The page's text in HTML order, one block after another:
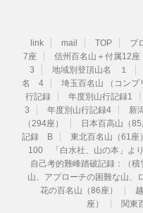
link mail TOP プ
7座
信州百名山＋付属12座
3
地域別登頂山名 １
名 4
埼玉百名山 （コンプ
行記録
年度別山行記録1
3
年度別山行記録4 新
（294座）
日本百高山（85
記録 B
東北百名山（61座）
100 「白水社、山の本」より
自己考的難峰踏破記録：（
山、アプローチの困難な山、
花の百名山（86座）
座）
関東